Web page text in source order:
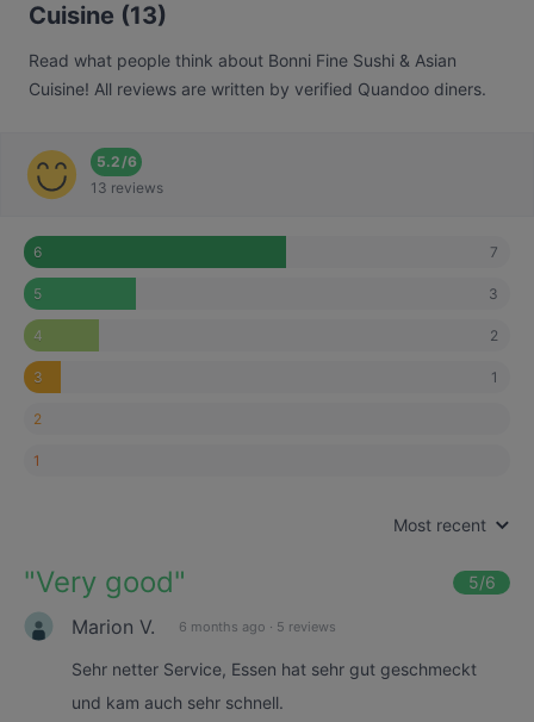
Cuisine (13)
Read what people think about Bonni Fine Sushi & Asian
Cuisine! All reviews are written by verified Quandoo diners.
5.2/6
13 reviews
6 7
5 3
4 2
3 1
2
1
Most recent
"Very good" 5/6
Marion V. 6 months ago · 5 reviews
Sehr netter Service, Essen hat sehr gut geschmeckt
und kam auch sehr schnell.